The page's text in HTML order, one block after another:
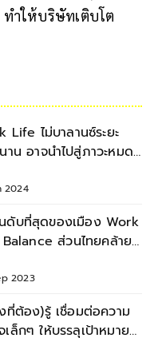
ทำให้บริษัทเติบโต
Life ไม่บาลานซ์ระยะ
าน อาจนำไปสู่ภาวะหมด
2024
ดับที่สุดของเมือง Work
ส่วนไทยคล้าย
2023
)รู้ เชื่อมต่อความ
เล็กๆ ให้บรรลุเป้าหมายที่